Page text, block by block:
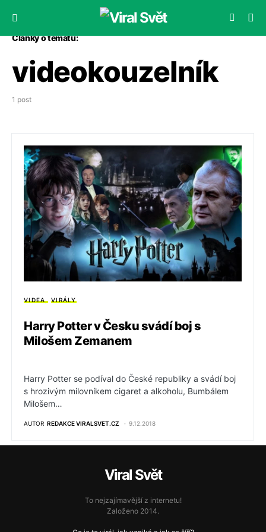
Články o tématu:
videokouzelník
1 post
VIDEA VIRÁLY
Harry Potter v Česku svádí boj s
Milošem Zemanem
Harry Potter se podíval do České republiky a svádí boj
s hrozivým milovníkem cigaret a alkoholu, Bumbálem
Milošem…
AUTOR REDAKCE VIRALSVET.CZ 9.12.2018
Viral Svět
To nejzajímavější z internetu!
Založeno 2014.